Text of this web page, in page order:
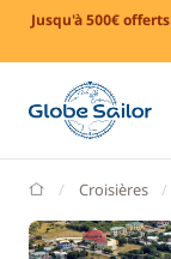
Jusqu'à 500€ offerts
GlobeSailor
Croisières